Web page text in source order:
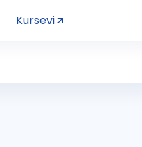
Kursevi